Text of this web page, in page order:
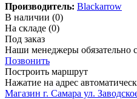
Производитель: Blackarrow
В наличии (0)
На складе (0)
Под заказ
Наши менеджеры обязательно
Позвонить
Построить маршрут
Нажатие на адрес
Магазин г. Самара ул.